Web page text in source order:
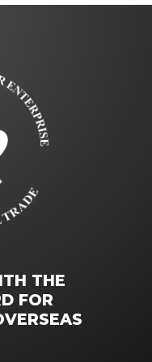
THE
FOR